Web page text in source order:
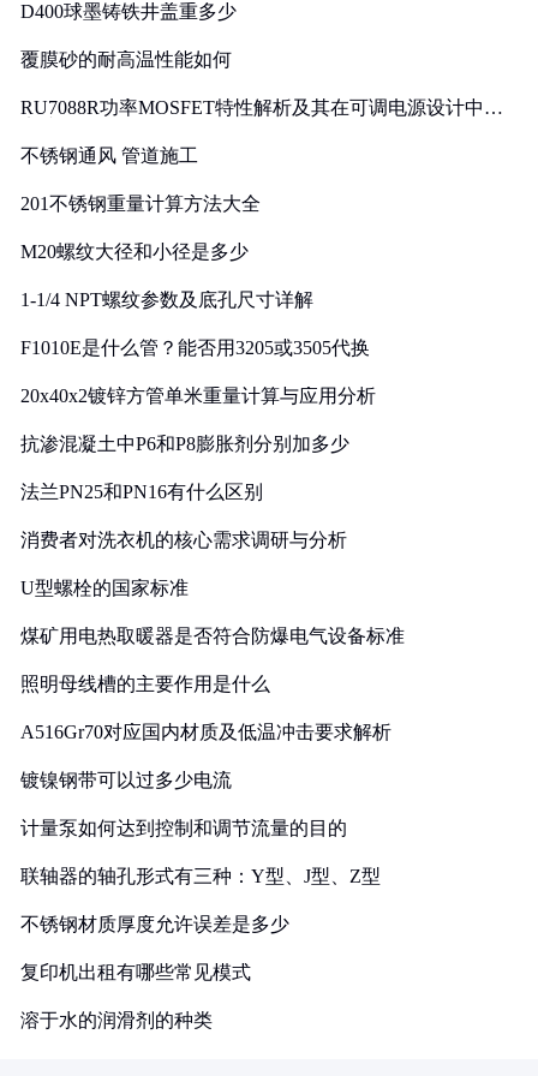
D400球墨铸铁井盖重多少
覆膜砂的耐高温性能如何
RU7088R功率MOSFET特性解析及其在可调电源设计中的
不锈钢通风 管道施工
201不锈钢重量计算方法大全
M20螺纹大径和小径是多少
1-1/4 NPT螺纹参数及底孔尺寸详解
F1010E是什么管？能否用3205或3505代换
20x40x2镀锌方管单米重量计算与应用分析
抗渗混凝土中P6和P8膨胀剂分别加多少
法兰PN25和PN16有什么区别
消费者对洗衣机的核心需求调研与分析
U型螺栓的国家标准
煤矿用电热取暖器是否符合防爆电气设备标准
照明母线槽的主要作用是什么
A516Gr70对应国内材质及低温冲击要求解析
镀镍钢带可以过多少电流
计量泵如何达到控制和调节流量的目的
联轴器的轴孔形式有三种：Y型、J型、Z型
不锈钢材质厚度允许误差是多少
复印机出租有哪些常见模式
溶于水的润滑剂的种类